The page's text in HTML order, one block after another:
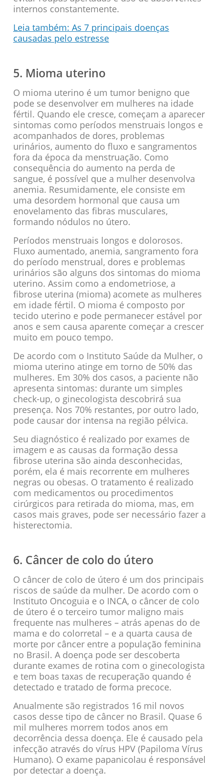
internos constantemente.
Leia também: As 7 principais doenças
causadas pelo estresse
5. Mioma uterino
O mioma uterino é um tumor benigno que
pode se desenvolver em mulheres na idade
fértil. Quando ele cresce, começam a aparecer
sintomas como períodos menstruais longos e
acompanhados de dores, problemas
urinários, aumento do fluxo e sangramentos
fora da época da menstruação. Como
consequência do aumento na perda de
sangue, é possível que a mulher desenvolva
anemia. Resumidamente, ele consiste em
uma desordem hormonal que causa um
enovelamento das fibras musculares,
formando nódulos no útero.
Períodos menstruais longos e dolorosos.
Fluxo aumentado, anemia, sangramento fora
do período menstrual, dores e problemas
urinários são alguns dos sintomas do mioma
uterino. Assim como a endometriose, a
fibrose uterina (mioma) acomete as mulheres
em idade fértil. O mioma é composto por
tecido uterino e pode permanecer estável por
anos e sem causa aparente começar a crescer
muito em pouco tempo.
De acordo com o Instituto Saúde da Mulher, o
mioma uterino atinge em torno de 50% das
mulheres. Em 30% dos casos, a paciente não
apresenta sintomas: durante um simples
check-up, o ginecologista descobrirá sua
presença. Nos 70% restantes, por outro lado,
pode causar dor intensa na região pélvica.
Seu diagnóstico é realizado por exames de
imagem e as causas da formação dessa
fibrose uterina são ainda desconhecidas,
porém, ela é mais recorrente em mulheres
negras ou obesas. O tratamento é realizado
com medicamentos ou procedimentos
cirúrgicos para retirada do mioma, mas, em
casos mais graves, pode ser necessário fazer a
histerectomia.
6. Câncer de colo do útero
O câncer de colo de útero é um dos principais
riscos de saúde da mulher. De acordo com o
Instituto Oncoguia e o INCA, o câncer de colo
de útero é o terceiro tumor maligno mais
frequente nas mulheres – atrás apenas do de
mama e do colorretal – e a quarta causa de
morte por câncer entre a população feminina
no Brasil. A doença pode ser descoberta
durante exames de rotina com o ginecologista
e tem boas taxas de recuperação quando é
detectado e tratado de forma precoce.
Anualmente são registrados 16 mil novos
casos desse tipo de câncer no Brasil. Quase 6
mil mulheres morrem todos anos em
decorrência dessa doença. Ele é causado pela
infecção através do vírus HPV (Papiloma Vírus
Humano). O exame papanicolau é responsável
por detectar a doença.